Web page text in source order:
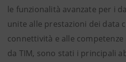
le funzionalità avanzate per i
unite alle prestazioni dei data
connettività e alle competenze
da TIM, sono stati i principali